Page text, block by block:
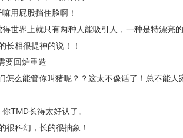
嘛用屁股挡住脸啊！
得世界上就只有两种人能吸引人，一种是特漂亮
长相很提神的说！！
要回炉重造
怎么能管你叫猪呢？？这太不像话了！总不能
TMD长得太好认了。
很科幻，长的很抽象！